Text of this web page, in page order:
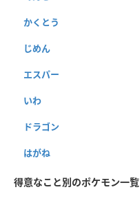
かくとう
じめん
エスパー
いわ
ドラゴン
はがね
得意なこと別のポケモン一覧